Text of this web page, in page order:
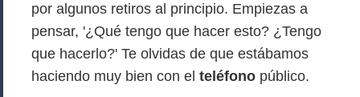
por algunos retiros al principio. Empiezas a
pensar, '¿Qué tengo que hacer esto? ¿Tengo
que hacerlo?' Te olvidas de que estábamos
haciendo muy bien con el teléfono público.